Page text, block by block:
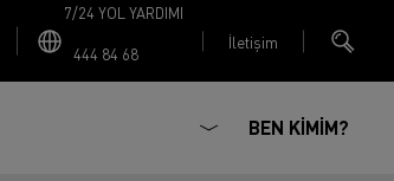
7/24 YOL YARDIMI
444 84 68
İletişim
BEN KİMİM?